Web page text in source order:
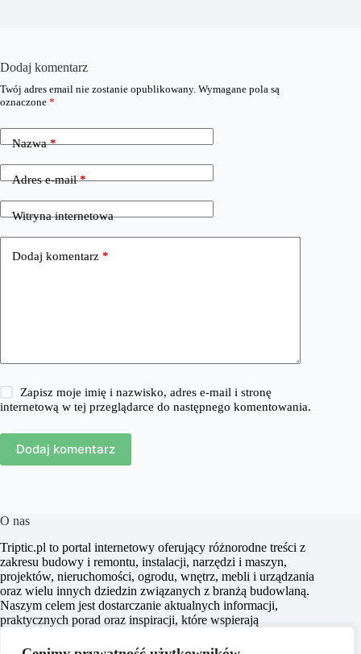
Dodaj komentarz
Twój adres email nie zostanie opublikowany. Wymagane pola są
oznaczone *
Nazwa*
Adres e-mail*
Witryna internetowa
Dodaj komentarz *
Zapisz moje imię i nazwisko, adres e-mail i stronę
internetową w tej przeglądarce do następnego komentowania.
Dodaj komentarz
O nas
​Triptic.pl to portal internetowy oferujący różnorodne treści z
zakresu budowy i remontu, instalacji, narzędzi i maszyn,
projektów, nieruchomości, ogrodu, wnętrz, mebli i urządzania
oraz wielu innych dziedzin związanych z branżą budowlaną.
Naszym celem jest dostarczanie aktualnych informacji,
praktycznych porad oraz inspiracji, które wspierają
aranżacyjnych, a także w podejmowaniu świadomych decyzji